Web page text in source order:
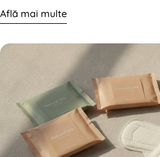
disconfortul creat de vacuumul
Află mai multe